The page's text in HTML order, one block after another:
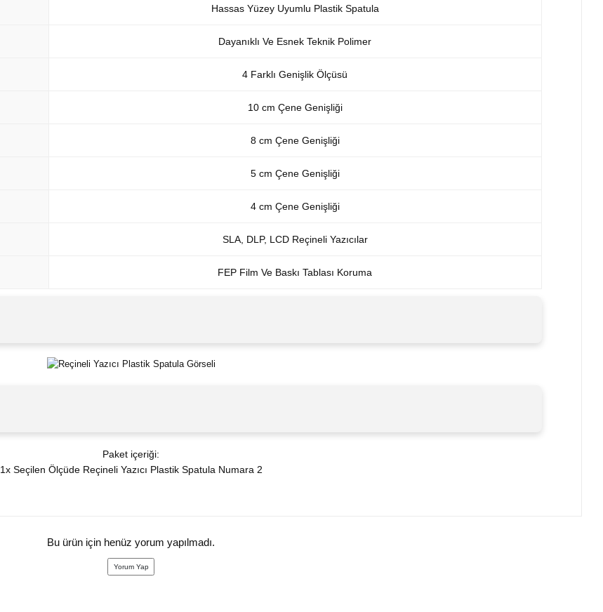
Hassas Yüzey Uyumlu Plastik Spatula
Dayanıklı Ve Esnek Teknik Polimer
4 Farklı Genişlik Ölçüsü
10 cm Çene Genişliği
8 cm Çene Genişliği
5 cm Çene Genişliği
4 cm Çene Genişliği
SLA, DLP, LCD Reçineli Yazıcılar
FEP Film Ve Baskı Tablası Koruma
Paket içeriği:
1x Seçilen Ölçüde Reçineli Yazıcı Plastik Spatula Numara 2
Bu ürün için henüz yorum yapılmadı.
Yorum Yap